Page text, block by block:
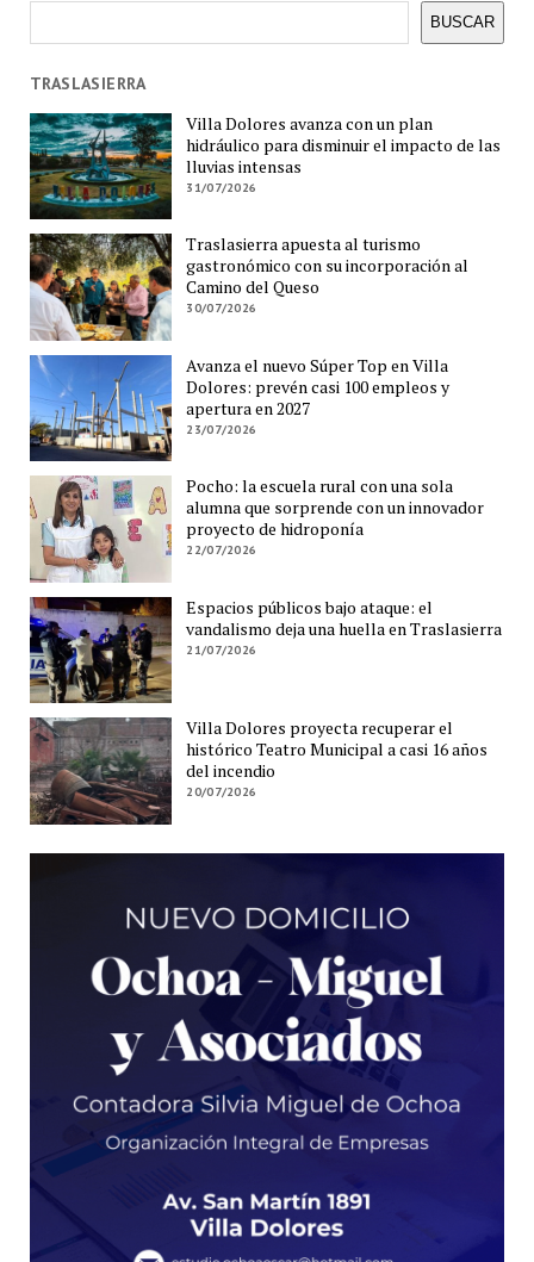
BUSCAR
TRASLASIERRA
Villa Dolores avanza con un plan
hidráulico para disminuir el impacto de las
lluvias intensas
31/07/2026
Traslasierra apuesta al turismo
gastronómico con su incorporación al
Camino del Queso
30/07/2026
Avanza el nuevo Súper Top en Villa
Dolores: prevén casi 100 empleos y
apertura en 2027
23/07/2026
Pocho: la escuela rural con una sola
alumna que sorprende con un innovador
proyecto de hidroponía
22/07/2026
Espacios públicos bajo ataque: el
vandalismo deja una huella en Traslasierra
21/07/2026
Villa Dolores proyecta recuperar el
histórico Teatro Municipal a casi 16 años
del incendio
20/07/2026